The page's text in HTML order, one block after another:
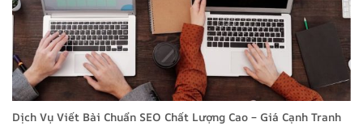
Dịch Vụ Viết Bài Chuẩn SEO Chất Lượng Cao – Giá Cạnh Tranh